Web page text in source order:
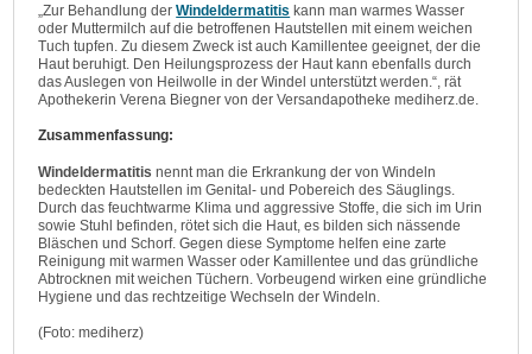
„Zur Behandlung derWindeldermatitis kann man warmes Wasser
oder Muttermilch auf die betroffenen Hautstellen mit einem weichen
Tuch tupfen. Zu diesem Zweck ist auch Kamillentee geeignet, der die
Haut beruhigt. Den Heilungsprozess der Haut kann ebenfalls durch
das Auslegen von Heilwolle in der Windel unterstützt werden.“, rät
Apothekerin Verena Biegner von der Versandapotheke mediherz.de.
Zusammenfassung:
Windeldermatitis nennt man die Erkrankung der von Windeln
bedeckten Hautstellen im Genital- und Pobereich des Säuglings.
Durch das feuchtwarme Klima und aggressive Stoffe, die sich im Urin
sowie Stuhl befinden, rötet sich die Haut, es bilden sich nässende
Bläschen und Schorf. Gegen diese Symptome helfen eine zarte
Reinigung mit warmen Wasser oder Kamillentee und das gründliche
Abtrocknen mit weichen Tüchern. Vorbeugend wirken eine gründliche
Hygiene und das rechtzeitige Wechseln der Windeln.
(Foto: mediherz)